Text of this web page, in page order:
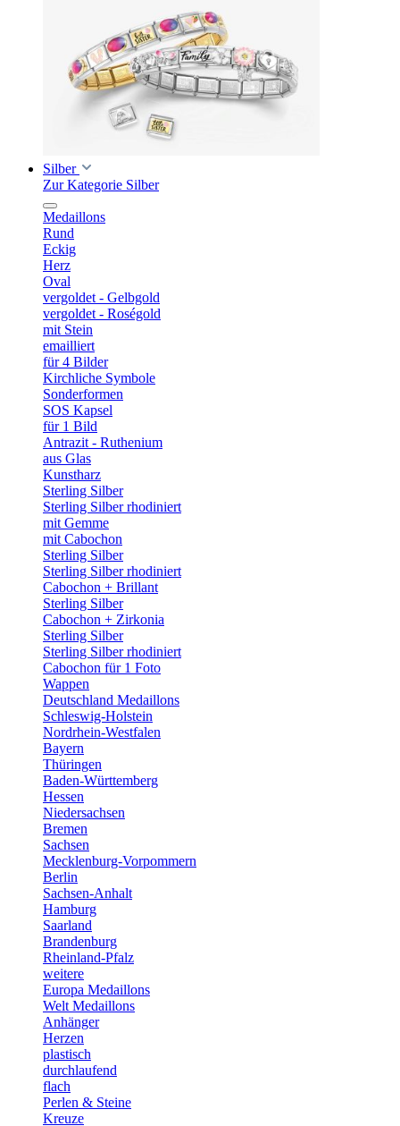
Silber
Zur Kategorie Silber
Medaillons
Rund
Eckig
Herz
Oval
vergoldet - Gelbgold
vergoldet - Roségold
mit Stein
emailliert
für 4 Bilder
Kirchliche Symbole
Sonderformen
SOS Kapsel
für 1 Bild
Antrazit - Ruthenium
aus Glas
Kunstharz
Sterling Silber
Sterling Silber rhodiniert
mit Gemme
mit Cabochon
Sterling Silber
Sterling Silber rhodiniert
Cabochon + Brillant
Sterling Silber
Cabochon + Zirkonia
Sterling Silber
Sterling Silber rhodiniert
Cabochon für 1 Foto
Wappen
Deutschland Medaillons
Schleswig-Holstein
Nordrhein-Westfalen
Bayern
Thüringen
Baden-Württemberg
Hessen
Niedersachsen
Bremen
Sachsen
Mecklenburg-Vorpommern
Berlin
Sachsen-Anhalt
Hamburg
Saarland
Brandenburg
Rheinland-Pfalz
weitere
Europa Medaillons
Welt Medaillons
Anhänger
Herzen
plastisch
durchlaufend
flach
Perlen & Steine
Kreuze